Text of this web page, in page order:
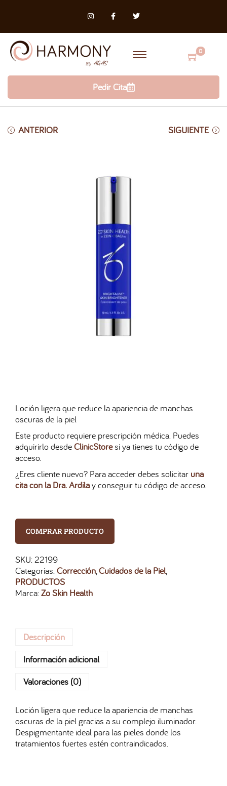
0
Pedir Cita
ANTERIOR SIGUIENTE
Loción ligera que reduce la apariencia de manchas
oscuras de la piel
Este producto requiere prescripción médica. Puedes
adquirirlo desdeClinicStoresi ya tienes tu código de
acceso.
¿Eres cliente nuevo? Para acceder debes solicitar una
cita con la Dra. Ardilay conseguir tu código de acceso.
COMPRAR PRODUCTO
SKU:22199
Categorías:Corrección,Cuidados de la Piel,
PRODUCTOS
Marca:Zo Skin Health
Descripción
Información adicional
Valoraciones (0)
Loción ligera que reduce la apariencia de manchas
oscuras de la piel gracias a su complejo iluminador.
Despigmentante ideal para las pieles donde los
tratamientos fuertes estén contraindicados.